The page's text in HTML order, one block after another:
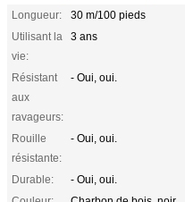
Longueur:
30 m/100 pieds
Utilisant la
vie:
3 ans
Résistant
aux
ravageurs:
- Oui, oui.
Rouille
résistante:
- Oui, oui.
Durable:
- Oui, oui.